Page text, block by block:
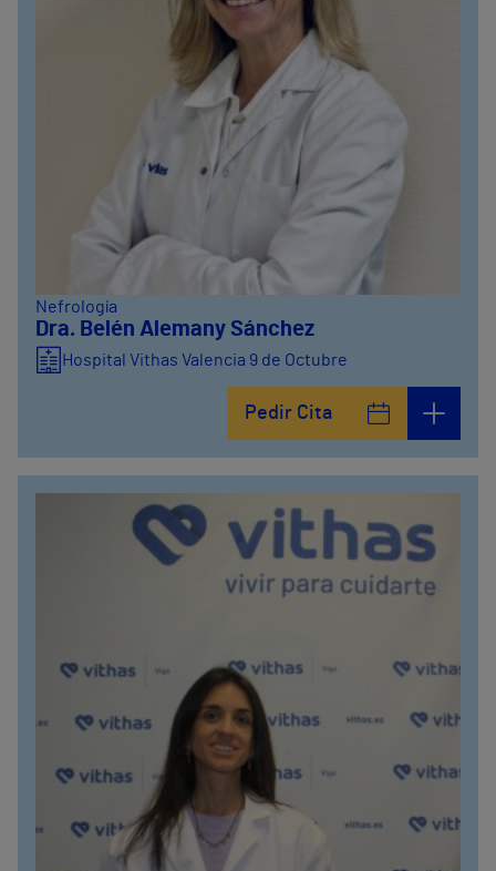
Nefrología
Dra. Belén Alemany Sánchez
Hospital Vithas Valencia 9 de Octubre
Pedir Cita